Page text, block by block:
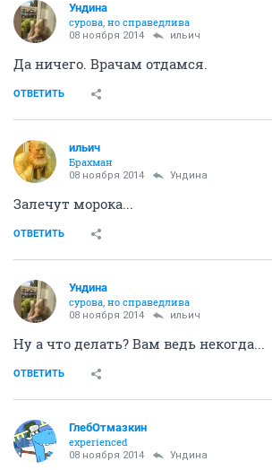
Ундинa
сурова, но справедлива
08 ноября 2014 ильич
Да ничего. Врачам отдамся.
ОТВЕТИТЬ
ильич
Брахман
08 ноября 2014 Ундинa
Залечут морока...
ОТВЕТИТЬ
Ундинa
сурова, но справедлива
08 ноября 2014 ильич
Ну а что делать? Вам ведь некогда...
ОТВЕТИТЬ
ГлебОтмазкин
experienced
08 ноября 2014 Ундинa